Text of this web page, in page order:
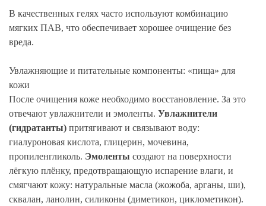
В качественных гелях часто используют комбинацию
мягких ПАВ, что обеспечивает хорошее очищение без
вреда.
Увлажняющие и питательные компоненты: «пища» для
кожи
После очищения коже необходимо восстановление. За это
отвечают увлажнители и эмоленты. Увлажнители
(гидратанты) притягивают и связывают воду:
гиалуроновая кислота, глицерин, мочевина,
пропиленгликоль. Эмоленты создают на поверхности
лёгкую плёнку, предотвращающую испарение влаги, и
смягчают кожу: натуральные масла (жожоба, арганы, ши),
сквалан, ланолин, силиконы (диметикон, циклометикон).